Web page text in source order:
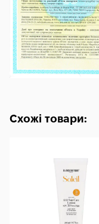
Схожі товари: